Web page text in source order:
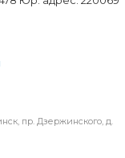
пр. Дзержинского, д.